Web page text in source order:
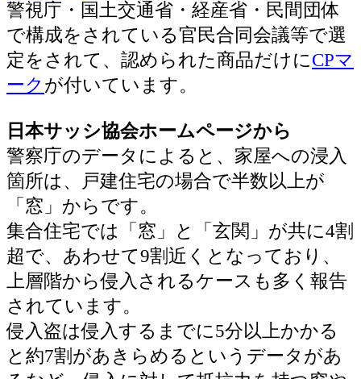
警視庁・国土交通省・経産省・民間団体
で構成をされている官民合同会議等で選
定をされて、認められた商品だけにCPマ
ーク が付いています。
日本サッシ協会ホームページから
警察庁のデータによると、家屋への浸入
箇所は、戸建住宅の場合で半数以上が
「窓」からです。
集合住宅では「窓」と「玄関」が共に4割
超で、あわせて9割近くとなっており、
上層階から侵入されるケースも多く報告
されています。
侵入盗は侵入するまでに5分以上かかる
と約7割があきらめるというデータがあ